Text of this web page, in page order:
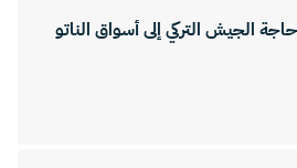
الجيش التركي إلى أسواق الناتو